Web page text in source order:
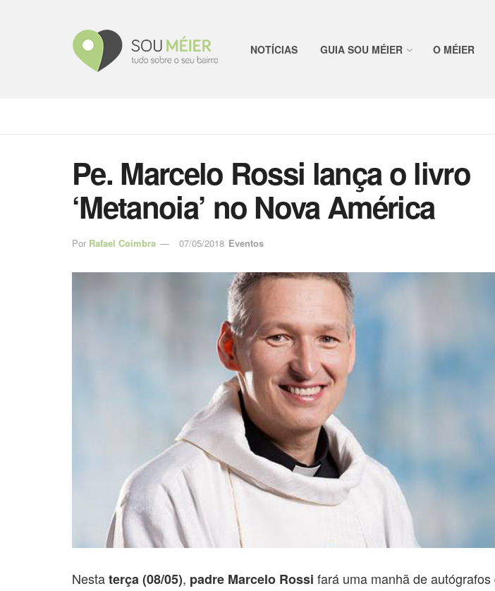
NOTÍCIAS GUIA SOU MÉIER O MÉIER
Pe. Marcelo Rossi lança o livro
‘Metanoia’ no Nova América
Por Rafael Coimbra 07/05/2018 Eventos
Nestaterça (08/05), padre Marcelo Rossi fará uma manhã de